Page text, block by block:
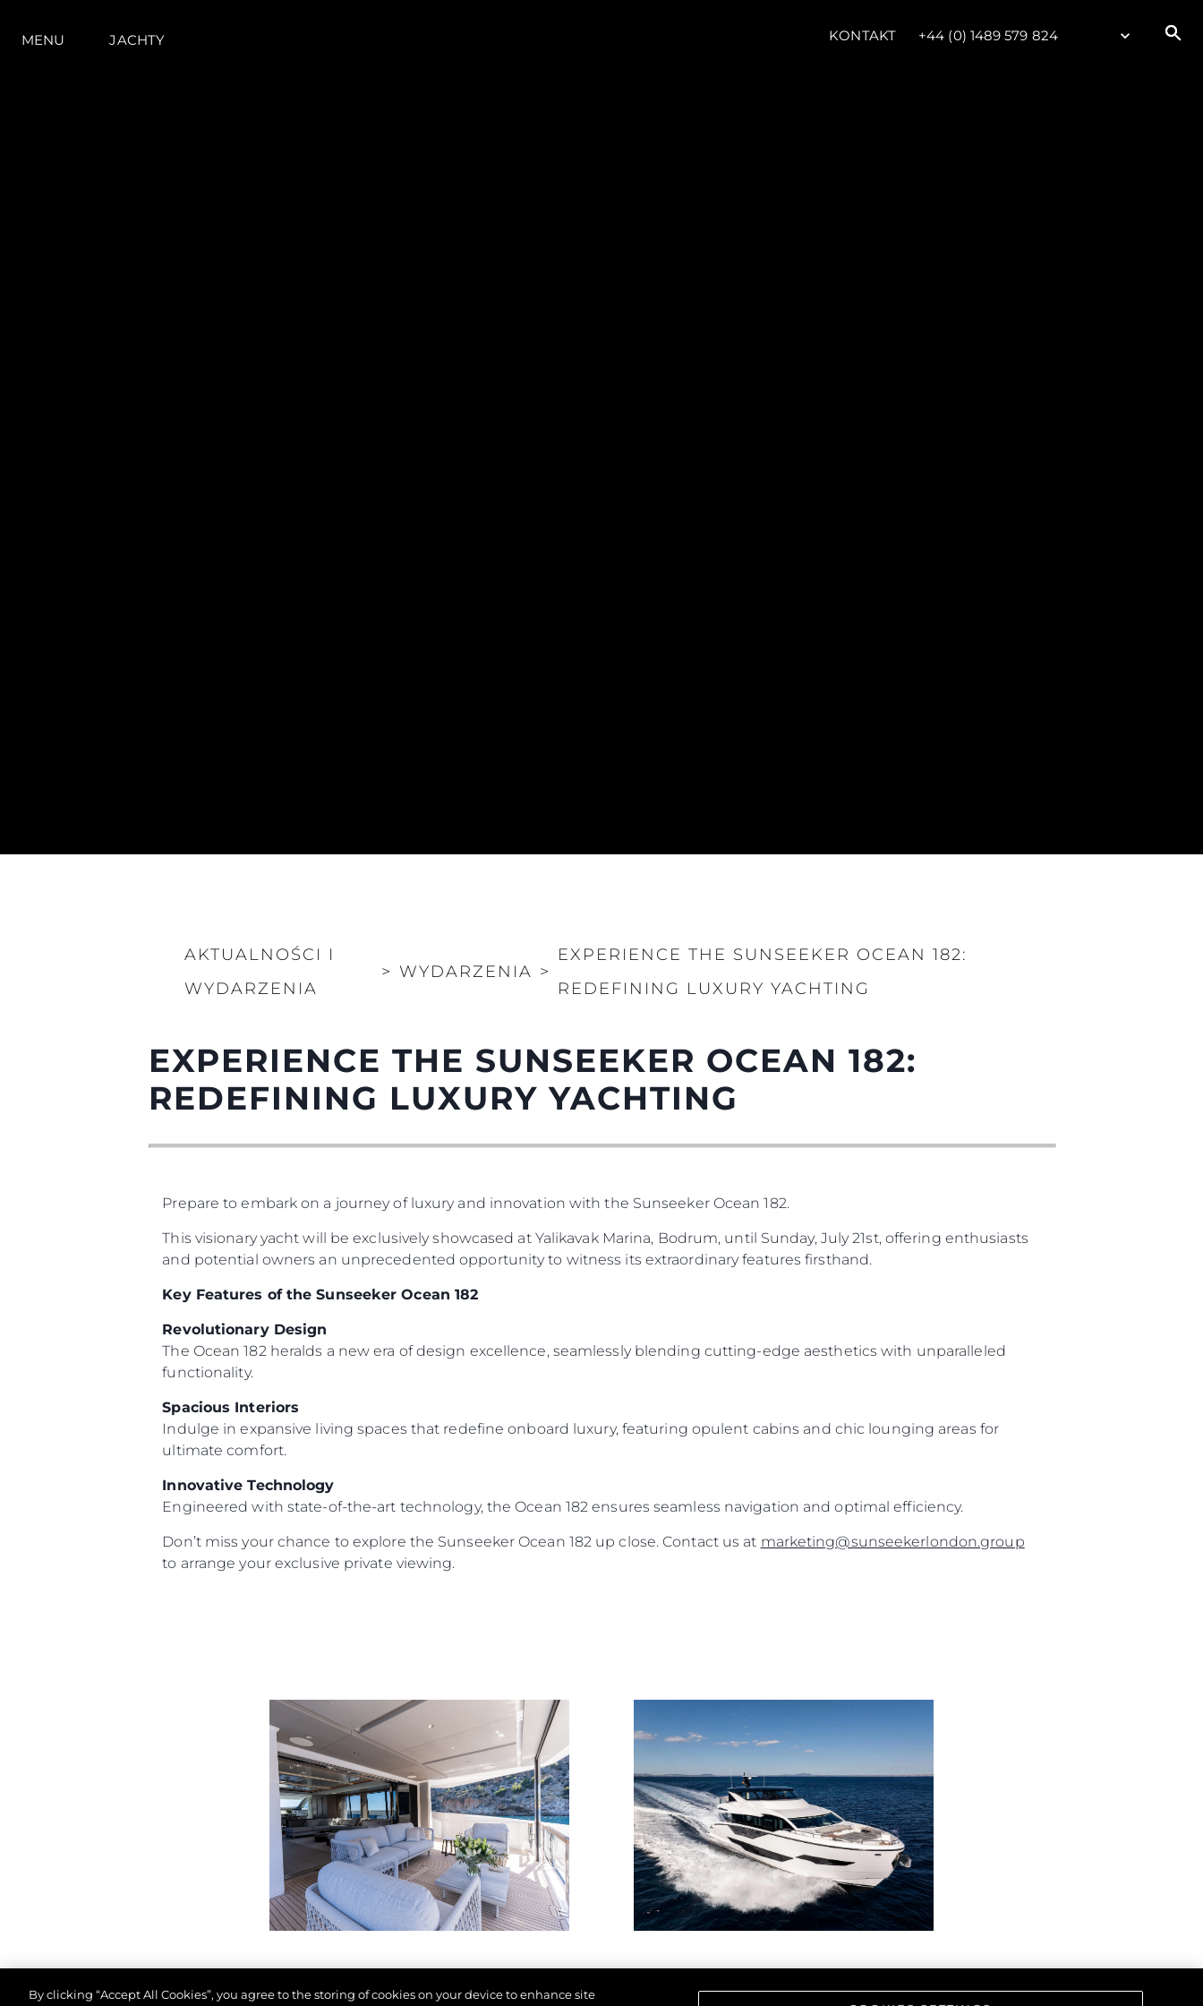
MENU JACHTY KONTAKT +44 (0) 1489 579 824
AKTUALNOŚCI I
WYDARZENIA
> WYDARZENIA >
EXPERIENCE THE SUNSEEKER OCEAN 182:
REDEFINING LUXURY YACHTING
EXPERIENCE THE SUNSEEKER OCEAN 182:
REDEFINING LUXURY YACHTING
Prepare to embark on a journey of luxury and innovation with the Sunseeker Ocean 182.
This visionary yacht will be exclusively showcased at Yalikavak Marina, Bodrum, until Sunday, July 21st, offering enthusiasts
and potential owners an unprecedented opportunity to witness its extraordinary features firsthand.
Key Features of the Sunseeker Ocean 182
Revolutionary Design
The Ocean 182 heralds a new era of design excellence, seamlessly blending cutting-edge aesthetics with unparalleled
functionality.
Spacious Interiors
Indulge in expansive living spaces that redefine onboard luxury, featuring opulent cabins and chic lounging areas for
ultimate comfort.
Innovative Technology
Engineered with state-of-the-art technology, the Ocean 182 ensures seamless navigation and optimal efficiency.
Don’t miss your chance to explore the Sunseeker Ocean 182 up close. Contact us at marketing@sunseekerlondon.group
to arrange your exclusive private viewing.
Informacje Kwestie Prawne
POLITYKA DOTYCZĄCA
PLIKÓW COOKIE
REKRUTACJA
Przedsiębiorstwo
Zespół
Tradycja
Wyceń Swoją Łódź
By clicking “Accept All Cookies”, you agree to the storing of cookies on your device to enhance site